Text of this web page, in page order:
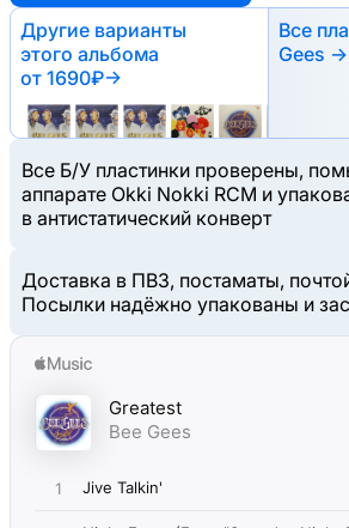
Другие варианты
этого альбома
от 1690₽→
Все
Gees →
Все Б/У пластинки проверены,
аппарате Okki Nokki RCM и
в антистатический конверт
Доставка в ПВЗ, постаматы,
Посылки надёжно упакованы и